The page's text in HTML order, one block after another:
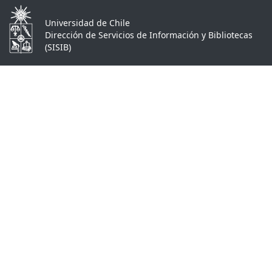
Universidad de Chile
Dirección de Servicios de Información y Bibliotecas
(SISIB)